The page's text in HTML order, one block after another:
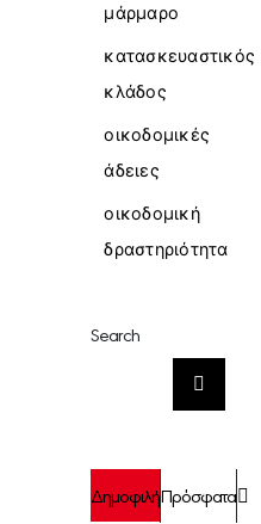
μάρμαρο
κατασκευαστικός
κλάδος
οικοδομικές
άδειες
οικοδομική
δραστηριότητα
Search
Αναζήτηση
ΔημοφιλήΠρόσφατα